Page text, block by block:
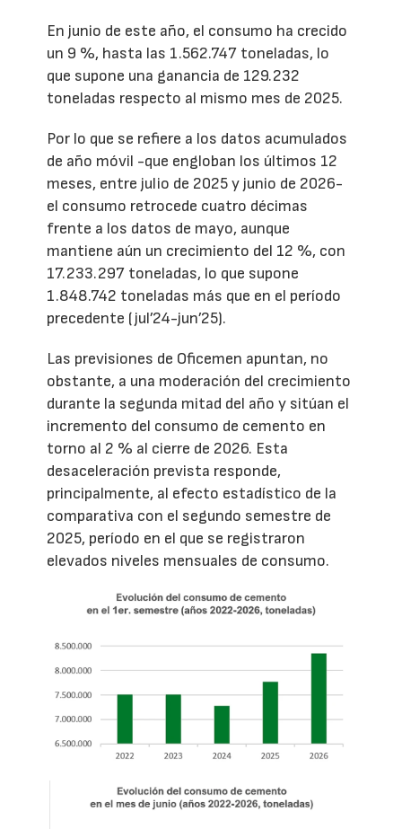
En junio de este año, el consumo ha crecido
un 9 %, hasta las 1.562.747 toneladas, lo
que supone una ganancia de 129.232
toneladas respecto al mismo mes de 2025.
Por lo que se refiere a los datos acumulados
de año móvil -que engloban los últimos 12
meses, entre julio de 2025 y junio de 2026-
el consumo retrocede cuatro décimas
frente a los datos de mayo, aunque
mantiene aún un crecimiento del 12 %, con
17.233.297 toneladas, lo que supone
1.848.742 toneladas más que en el período
precedente (jul’24-jun’25).
Las previsiones de Oficemen apuntan, no
obstante, a una moderación del crecimiento
durante la segunda mitad del año y sitúan el
incremento del consumo de cemento en
torno al 2 % al cierre de 2026. Esta
desaceleración prevista responde,
principalmente, al efecto estadístico de la
comparativa con el segundo semestre de
2025, período en el que se registraron
elevados niveles mensuales de consumo.